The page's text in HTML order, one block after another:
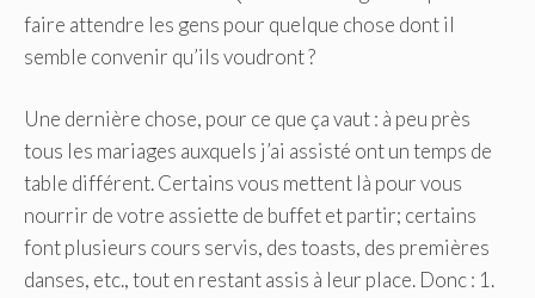
faire attendre les gens pour quelque chose dont il
semble convenir qu’ils voudront ?
Une dernière chose, pour ce que ça vaut : à peu près
tous les mariages auxquels j’ai assisté ont un temps de
table différent. Certains vous mettent là pour vous
nourrir de votre assiette de buffet et partir; certains
font plusieurs cours servis, des toasts, des premières
danses, etc., tout en restant assis à leur place. Donc : 1.